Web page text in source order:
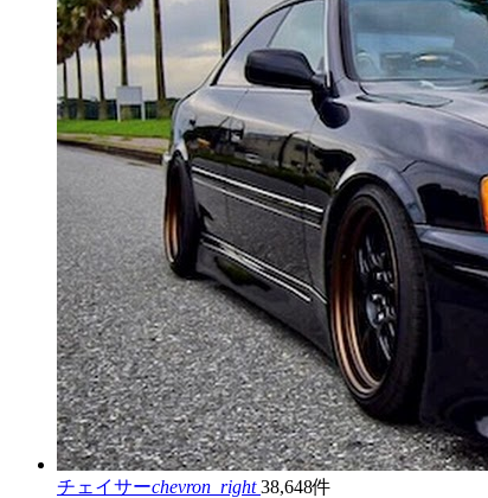
チェイサーchevron_right 38,648件